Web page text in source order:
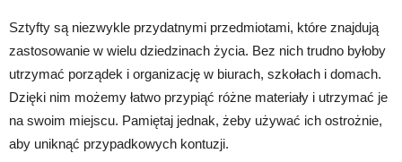
Sztyfty są niezwykle przydatnymi przedmiotami, które znajdują
zastosowanie w wielu dziedzinach życia. Bez nich trudno byłoby
utrzymać porządek i organizację w biurach, szkołach i domach.
Dzięki nim możemy łatwo przypiąć różne materiały i utrzymać je
na swoim miejscu. Pamiętaj jednak, żeby używać ich ostrożnie,
aby uniknąć przypadkowych kontuzji.